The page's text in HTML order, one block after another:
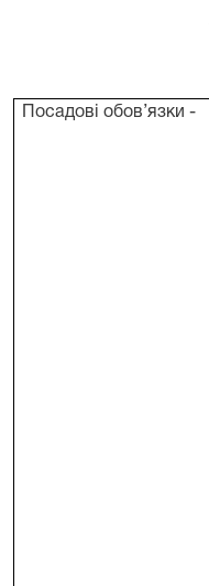
Посадові обов’язки -